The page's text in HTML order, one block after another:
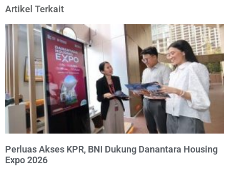
Artikel Terkait
Perluas Akses KPR, BNI Dukung Danantara Housing
Expo 2026